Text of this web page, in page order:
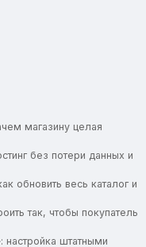
магазину целая
без потери данных и
обновить весь каталог и
так, чтобы покупатель
настройка штатными